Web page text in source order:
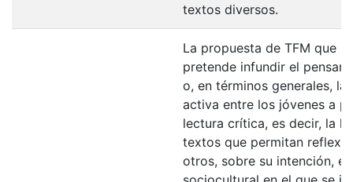
textos diversos.
La propuesta de TFM que
pretende infundir el
o, en términos generales, la
activa entre los jóvenes a
lectura crítica, es decir, la
textos que permitan
otros, sobre su intención,